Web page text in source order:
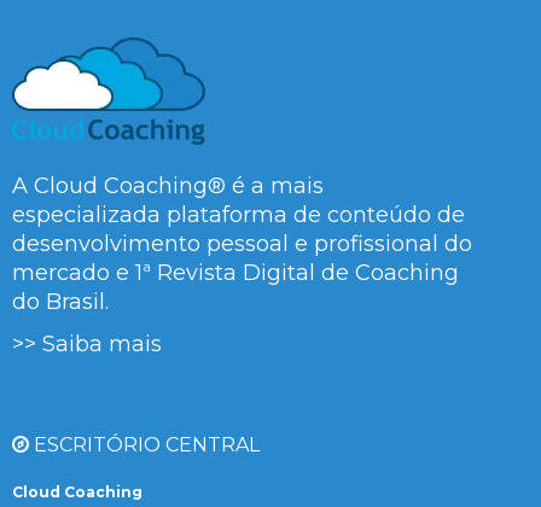
A Cloud Coaching® é a mais
especializada plataforma de conteúdo de
desenvolvimento pessoal e profissional do
mercado e 1ª Revista Digital de Coaching
do Brasil.
>> Saiba mais
ESCRITÓRIO CENTRAL
Cloud Coaching